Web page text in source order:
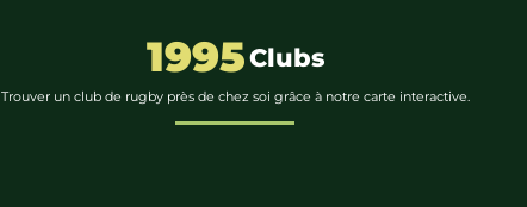
1995Clubs
Trouver un club de rugby près de chez soi grâce à notre carte interactive.